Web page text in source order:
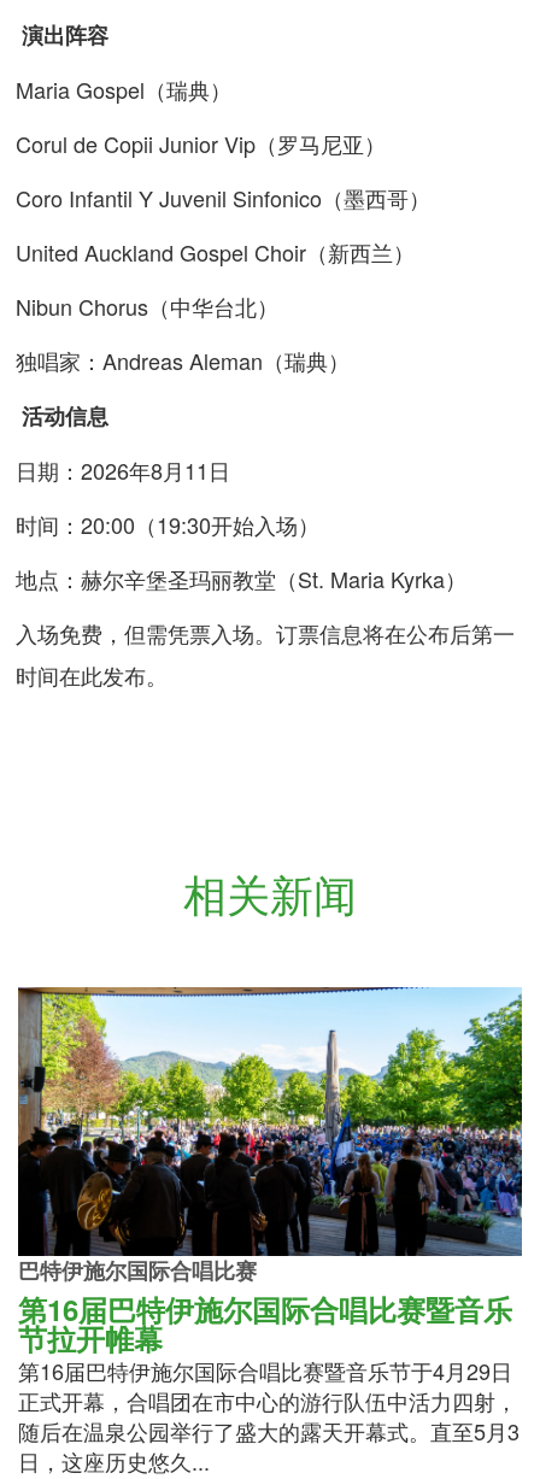
演出阵容
Maria Gospel（瑞典）
Corul de Copii Junior Vip（罗马尼亚）
Coro Infantil Y Juvenil Sinfonico（墨西哥）
United Auckland Gospel Choir（新西兰）
Nibun Chorus（中华台北）
独唱家：Andreas Aleman（瑞典）
活动信息
日期：2026年8月11日
时间：20:00（19:30开始入场）
地点：赫尔辛堡圣玛丽教堂（St. Maria Kyrka）
入场免费，但需凭票入场。订票信息将在公布后第一
时间在此发布。
相关新闻
巴特伊施尔国际合唱比赛
第16届巴特伊施尔国际合唱比赛暨音乐
节拉开帷幕
第16届巴特伊施尔国际合唱比赛暨音乐节于4月29日
正式开幕，合唱团在市中心的游行队伍中活力四射，
随后在温泉公园举行了盛大的露天开幕式。直至5月3
日，这座历史悠久...